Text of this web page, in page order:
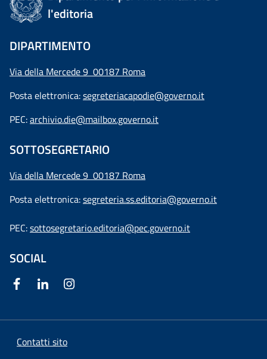
l'editoria
DIPARTIMENTO
Via della Mercede 9 00187 Roma
Posta elettronica:segreteriacapodie@governo.it
PEC:archivio.die@mailbox.governo.it
SOTTOSEGRETARIO
Via della Mercede 9 00187 Roma
Posta elettronica:segreteria.ss.editoria@governo.it
PEC:sottosegretario.editoria@pec.governo.it
SOCIAL
Contatti sito